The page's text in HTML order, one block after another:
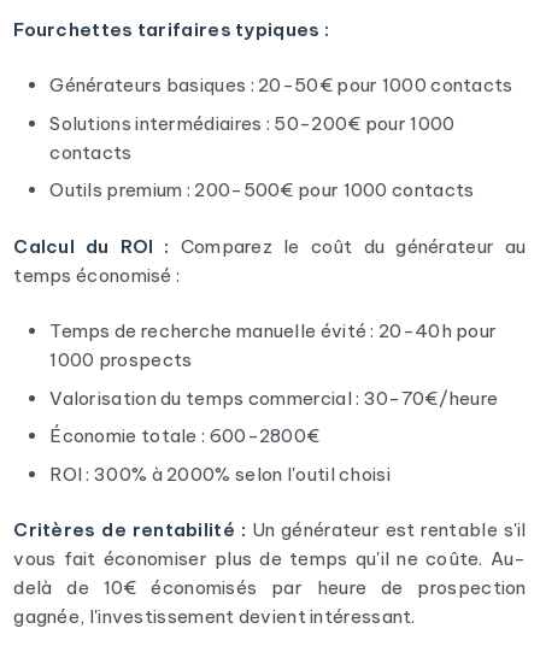
Fourchettes tarifaires typiques :
Générateurs basiques : 20-50€ pour 1000 contacts
Solutions intermédiaires : 50-200€ pour 1000
contacts
Outils premium : 200-500€ pour 1000 contacts
Calcul du ROI : Comparez le coût du générateur au
temps économisé :
Temps de recherche manuelle évité : 20-40h pour
1000 prospects
Valorisation du temps commercial : 30-70€/heure
Économie totale : 600-2800€
ROI : 300% à 2000% selon l'outil choisi
Critères de rentabilité : Un générateur est rentable s'il
vous fait économiser plus de temps qu'il ne coûte. Au-
delà de 10€ économisés par heure de prospection
gagnée, l'investissement devient intéressant.